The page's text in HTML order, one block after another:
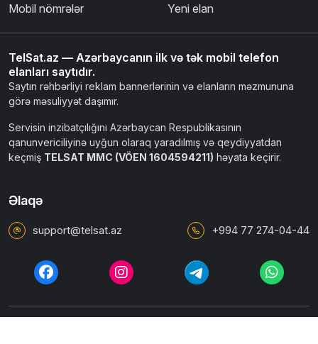
Mobil nömrələr
Yeni elan
TelSat.az — Azərbaycanın ilk və tək mobil telefon
elanları saytıdır.
Saytın rəhbərliyi reklam bannerlərinin və elanların məzmununa
görə məsuliyyət daşımır.
Servisin inzibatçılığını Azərbaycan Respublikasının
qanunvericiliyinə uyğun olaraq yaradılmış və qeydiyyatdan
keçmiş TELSAT MMC (VÖEN 1604594211) həyata keçirir.
Əlaqə
support@telsat.az +994 77 274-04-44